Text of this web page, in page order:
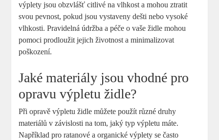
výplety jsou obzvlášť citlivé na vlhkost a mohou ztratit
svou pevnost, pokud jsou vystaveny dešti nebo vysoké
vlhkosti. Pravidelná údržba a péče o vaše židle mohou
pomoci prodloužit jejich životnost a minimalizovat
poškození.
Jaké materiály jsou vhodné pro
opravu výpletu židle?
Při opravě výpletu židle můžete použít různé druhy
materiálů v závislosti na tom, jaký typ výpletu máte.
Například pro ratanové a organické výplety se často